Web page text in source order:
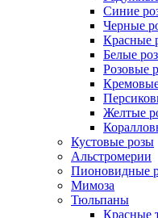
Синие
Черные
Красные
Белые
Розовые
Желтые
Кустовые розы
Альстромерии
Пионовидные
Мимоза
Тюльпаны
Красные